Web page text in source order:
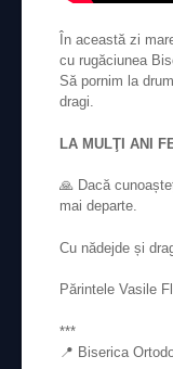
În această zi
cu rugăciunea
Să pornim la
dragi.
LA MULŢI ANI
🙏 Dacă
mai departe.
Cu nădejde și
Părintele Vasile
***
📍 Biserica